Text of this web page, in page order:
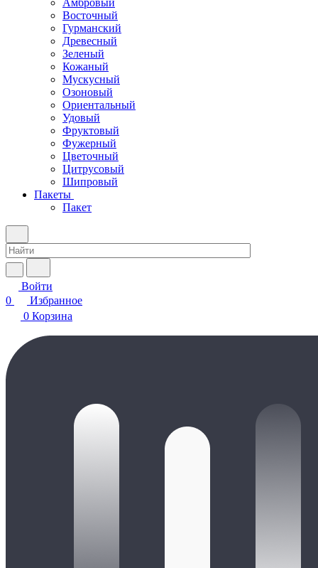
Амбровый
Восточный
Гурманский
Древесный
Зеленый
Кожаный
Мускусный
Озоновый
Ориентальный
Удовый
Фруктовый
Фужерный
Цветочный
Цитрусовый
Шипровый
Пакеты
Пакет
Войти
0
Избранное
0 Корзина